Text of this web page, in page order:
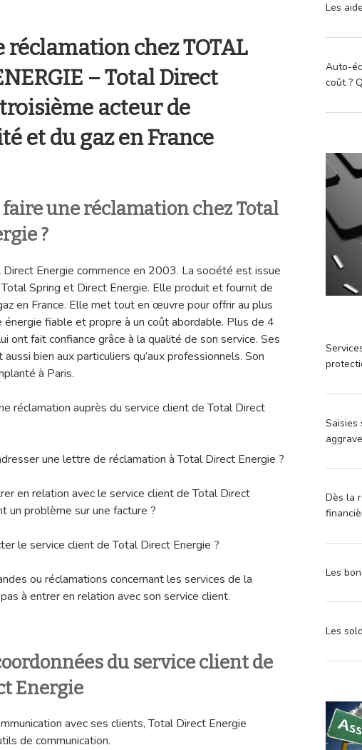
réclamation chez TOTAL
– Total Direct
acteur de
et du gaz en France
une réclamation chez Total
?
Direct Energie commence en 2003. La société est issue
Spring et Direct Energie. Elle produit et fournit de
en France. Elle met tout en œuvre pour offrir au plus
énergie fiable et propre à un coût abordable. Plus de 4
ont fait confiance grâce à la qualité de son service. Ses
bien aux particuliers qu’aux professionnels. Son
à Paris.
réclamation auprès du service client de Total Direct
une lettre de réclamation à Total Direct Energie ?
en relation avec le service client de Total Direct
un problème sur une facture ?
le service client de Total Direct Energie ?
ou réclamations concernant les services de la
à entrer en relation avec son service client.
du service client de
Energie
avec ses clients, Total Direct Energie
de communication.
Les
Auto-
coût ?
Saisies
Dès la
Les
Les